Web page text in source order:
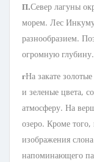
П.Север лагуны
морем. Лес Инкуму
разнообразием.
огромную глубину.
гНа закате
и зеленые цвета,
атмосферу. На
озеро. Кроме
изображения
напоминающего